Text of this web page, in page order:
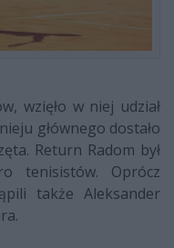
wzięło w niej udział
głównego dostało
Return Radom był
tenisistów. Oprócz
także Aleksander